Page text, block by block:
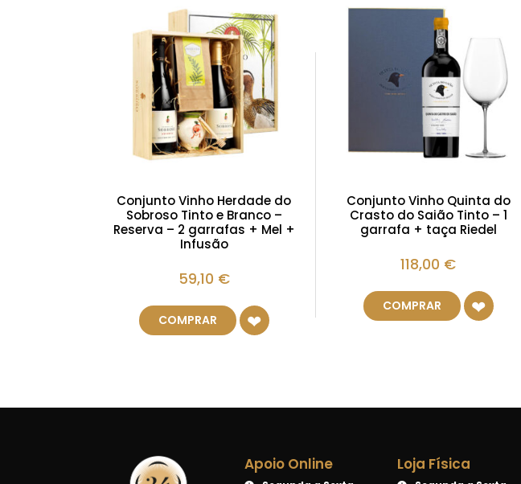
Conjunto Vinho Herdade do
Sobroso Tinto e Branco –
Reserva – 2 garrafas + Mel +
Infusão
59,10 €
COMPRAR
Conjunto Vinho Quinta do
Crasto do Saião Tinto – 1
garrafa + taça Riedel
118,00 €
COMPRAR
Apoio Online Loja Física